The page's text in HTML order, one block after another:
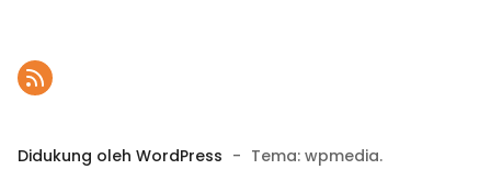
Didukung oleh WordPress - Tema: wpmedia.